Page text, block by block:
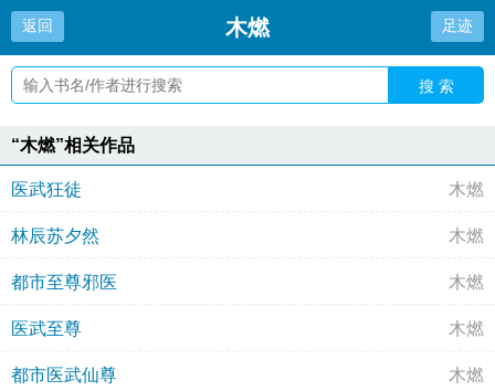
返回 木燃 足迹
搜 索
“木燃”相关作品
医武狂徒 木燃
林辰苏夕然 木燃
都市至尊邪医 木燃
医武至尊 木燃
都市医武仙尊 木燃